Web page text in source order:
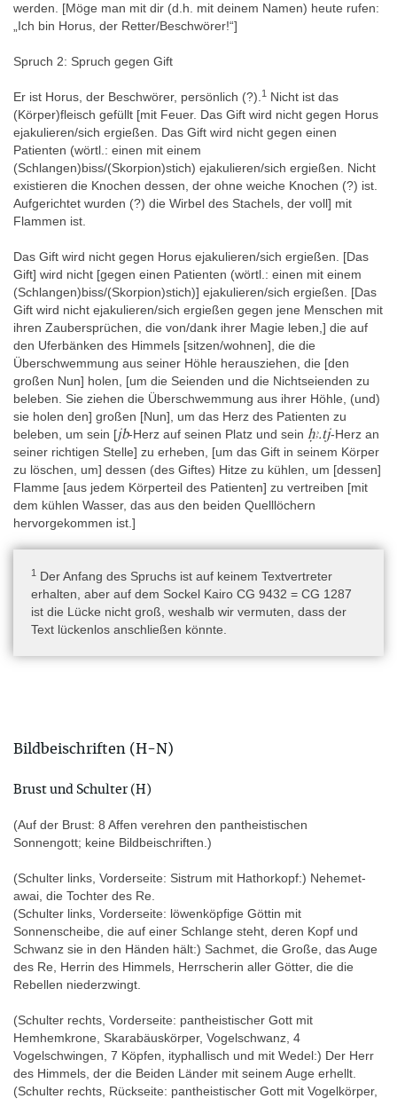
werden. [Möge man mit dir (d.h. mit deinem Namen) heute rufen:
„Ich bin Horus, der Retter/Beschwörer!“]
Spruch 2: Spruch gegen Gift
Er ist Horus, der Beschwörer, persönlich (?).1 Nicht ist das
(Körper)fleisch gefüllt [mit Feuer. Das Gift wird nicht gegen Horus
ejakulieren/sich ergießen. Das Gift wird nicht gegen einen
Patienten (wörtl.: einen mit einem
(Schlangen)biss/(Skorpion)stich) ejakulieren/sich ergießen. Nicht
existieren die Knochen dessen, der ohne weiche Knochen (?) ist.
Aufgerichtet wurden (?) die Wirbel des Stachels, der voll] mit
Flammen ist.
Das Gift wird nicht gegen Horus ejakulieren/sich ergießen. [Das
Gift] wird nicht [gegen einen Patienten (wörtl.: einen mit einem
(Schlangen)biss/(Skorpion)stich)] ejakulieren/sich ergießen. [Das
Gift wird nicht ejakulieren/sich ergießen gegen jene Menschen mit
ihren Zaubersprüchen, die von/dank ihrer Magie leben,] die auf
den Uferbänken des Himmels [sitzen/wohnen], die die
Überschwemmung aus seiner Höhle herausziehen, die [den
großen Nun] holen, [um die Seienden und die Nichtseienden zu
beleben. Sie ziehen die Überschwemmung aus ihrer Höhle, (und)
sie holen den] großen [Nun], um das Herz des Patienten zu
beleben, um sein [jb-Herz auf seinen Platz und sein ḥꜣ.tj-Herz an
seiner richtigen Stelle] zu erheben, [um das Gift in seinem Körper
zu löschen, um] dessen (des Giftes) Hitze zu kühlen, um [dessen]
Flamme [aus jedem Körperteil des Patienten] zu vertreiben [mit
dem kühlen Wasser, das aus den beiden Quelllöchern
hervorgekommen ist.]
1 Der Anfang des Spruchs ist auf keinem Textvertreter
erhalten, aber auf dem Sockel Kairo CG 9432 = CG 1287
ist die Lücke nicht groß, weshalb wir vermuten, dass der
Text lückenlos anschließen könnte.
Bildbeischriften (H-N)
Brust und Schulter (H)
(Auf der Brust: 8 Affen verehren den pantheistischen
Sonnengott; keine Bildbeischriften.)
(Schulter links, Vorderseite: Sistrum mit Hathorkopf:) Nehemet-
awai, die Tochter des Re.
(Schulter links, Vorderseite: löwenköpfige Göttin mit
Sonnenscheibe, die auf einer Schlange steht, deren Kopf und
Schwanz sie in den Händen hält:) Sachmet, die Große, das Auge
des Re, Herrin des Himmels, Herrscherin aller Götter, die die
Rebellen niederzwingt.
(Schulter rechts, Vorderseite: pantheistischer Gott mit
Hemhemkrone, Skarabäuskörper, Vogelschwanz, 4
Vogelschwingen, 7 Köpfen, ityphallisch und mit Wedel:) Der Herr
des Himmels, der die Beiden Länder mit seinem Auge erhellt.
(Schulter rechts, Rückseite: pantheistischer Gott mit Vogelkörper,